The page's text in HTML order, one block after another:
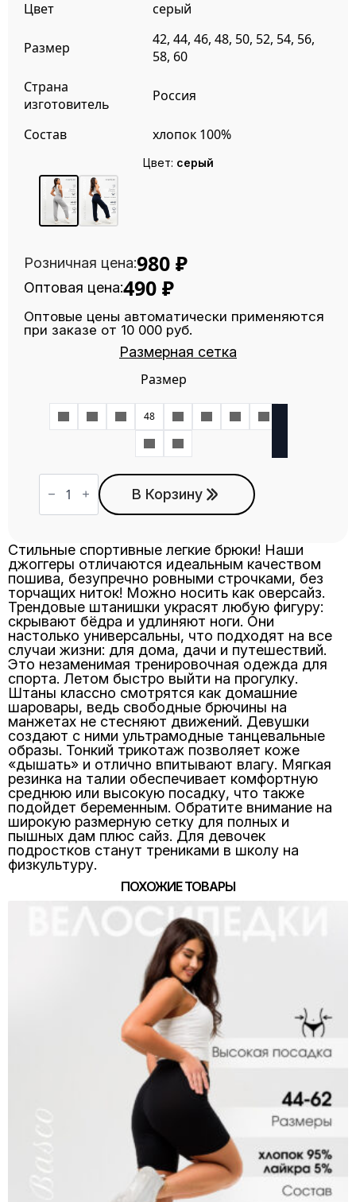
Цвет серый
Размер
42, 44, 46, 48, 50, 52, 54, 56,
58, 60
Страна
изготовитель
Россия
Состав хлопок 100%
Цвет: серый
Розничная цена:980 ₽
Оптовая цена:490 ₽
Оптовые цены автоматически применяются
при заказе от 10 000 руб.
Размерная сетка
Размер
42 44 46 48 50 52 54
56
58
60
Количество
товара
Брюки
БЖ-7
В Корзину
Стильные спортивные легкие брюки! Наши
джоггеры отличаются идеальным качеством
пошива, безупречно ровными строчками, без
торчащих ниток! Можно носить как оверсайз.
Трендовые штанишки украсят любую фигуру:
скрывают бёдра и удлиняют ноги. Они
настолько универсальны, что подходят на все
случаи жизни: для дома, дачи и путешествий.
Это незаменимая тренировочная одежда для
спорта. Летом быстро выйти на прогулку.
Штаны классно смотрятся как домашние
шаровары, ведь свободные брючины на
манжетах не стесняют движений. Девушки
создают с ними ультрамодные танцевальные
образы. Тонкий трикотаж позволяет коже
«дышать» и отлично впитывают влагу. Мягкая
резинка на талии обеспечивает комфортную
среднюю или высокую посадку, что также
подойдет беременным. Обратите внимание на
широкую размерную сетку для полных и
пышных дам плюс сайз. Для девочек
подростков станут трениками в школу на
физкультуру.
ПОХОЖИЕ ТОВАРЫ